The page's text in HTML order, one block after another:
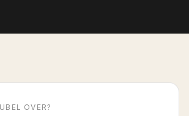
OVER?